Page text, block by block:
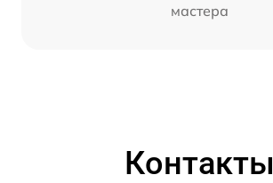
мастера
Контакты